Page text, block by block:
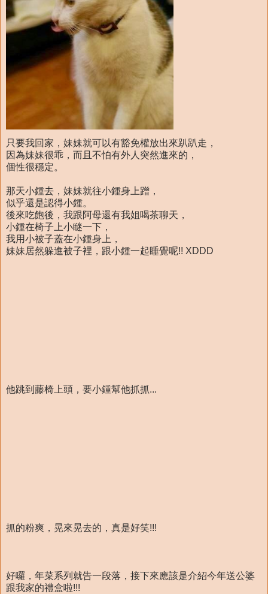
只要我回家，妹妹就可以有豁免權放出來趴趴走，
因為妹妹很乖，而且不怕有外人突然進來的，
個性很穩定。
那天小鍾去，妹妹就往小鍾身上蹭，
似乎還是認得小鍾。
後來吃飽後，我跟阿母還有我姐喝茶聊天，
小鍾在椅子上小瞇一下，
我用小被子蓋在小鍾身上，
妹妹居然躲進被子裡，跟小鍾一起睡覺呢!! XDDD
他跳到藤椅上頭，要小鍾幫他抓抓...
抓的粉爽，晃來晃去的，真是好笑!!!
好囉，年菜系列就告一段落，接下來應該是介紹今年送公婆
跟我家的禮盒啦!!!